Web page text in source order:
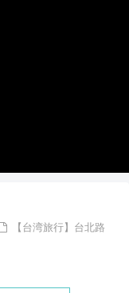
【台湾旅行】台北路